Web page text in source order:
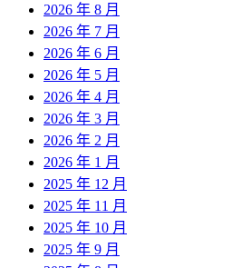
2026 年 8 月
2026 年 7 月
2026 年 6 月
2026 年 5 月
2026 年 4 月
2026 年 3 月
2026 年 2 月
2026 年 1 月
2025 年 12 月
2025 年 11 月
2025 年 10 月
2025 年 9 月